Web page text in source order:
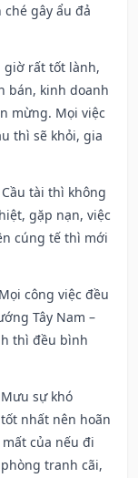
gây ẩu đả
giờ rất tốt lành,
bán, kinh doanh
mừng. Mọi việc
thì sẽ khỏi, gia
Cầu tài thì không
gặp nạn, việc
cúng tế thì mới
Mọi công việc đều
Tây Nam –
thì đều bình
Mưu sự khó
nhất nên hoãn
của nếu đi
tranh cãi,